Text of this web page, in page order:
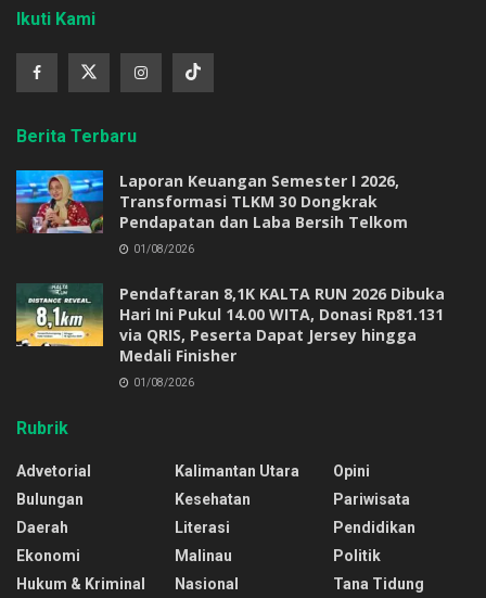
Ikuti Kami
Berita Terbaru
Laporan Keuangan Semester I 2026,
Transformasi TLKM 30 Dongkrak
Pendapatan dan Laba Bersih Telkom
01/08/2026
Pendaftaran 8,1K KALTA RUN 2026 Dibuka
Hari Ini Pukul 14.00 WITA, Donasi Rp81.131
via QRIS, Peserta Dapat Jersey hingga
Medali Finisher
01/08/2026
Rubrik
Advetorial
Bulungan
Daerah
Ekonomi
Hukum & Kriminal
Kalimantan Utara
Kesehatan
Literasi
Malinau
Nasional
Opini
Pariwisata
Pendidikan
Politik
Tana Tidung